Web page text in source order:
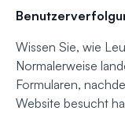
Wissen Sie, wie
Normalerweise
Formularen,
Website besucht